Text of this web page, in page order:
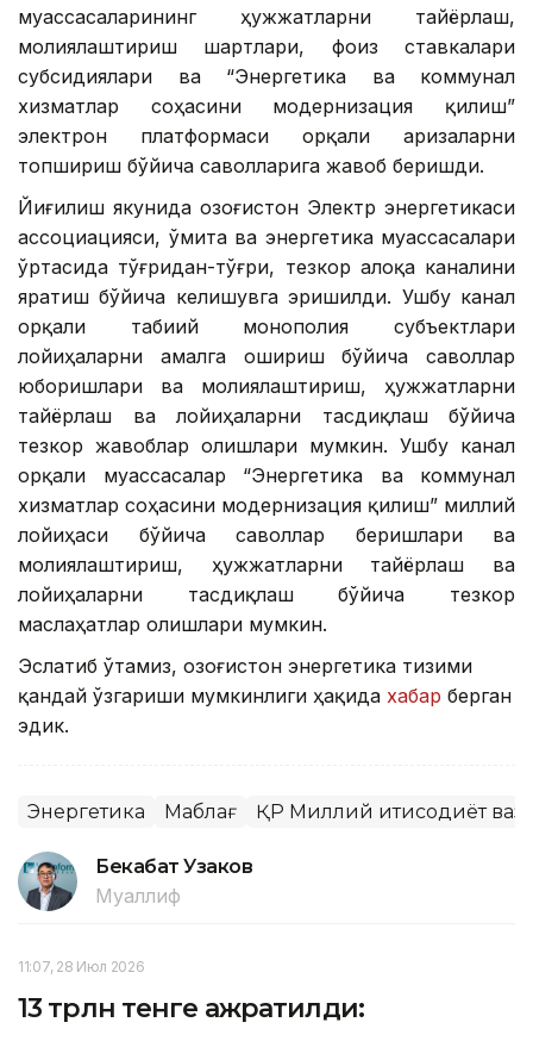
муассасаларининг ҳужжатларни тайёрлаш,
молиялаштириш шартлари, фоиз ставкалари
субсидиялари ва “Энергетика ва коммунал
хизматлар соҳасини модернизация қилиш”
электрон платформаси орқали аризаларни
топшириш бўйича саволларига жавоб беришди.
Йиғилиш якунида Қозоғистон Электр энергетикаси
ассоциацияси, Қўмита ва энергетика муассасалари
ўртасида тўғридан-тўғри, тезкор алоқа каналини
яратиш бўйича келишувга эришилди. Ушбу канал
орқали табиий монополия субъектлари
лойиҳаларни амалга ошириш бўйича саволлар
юборишлари ва молиялаштириш, ҳужжатларни
тайёрлаш ва лойиҳаларни тасдиқлаш бўйича
тезкор жавоблар олишлари мумкин. Ушбу канал
орқали муассасалар “Энергетика ва коммунал
хизматлар соҳасини модернизация қилиш” миллий
лойиҳаси бўйича саволлар беришлари ва
молиялаштириш, ҳужжатларни тайёрлаш ва
лойиҳаларни тасдиқлаш бўйича тезкор
маслаҳатлар олишлари мумкин.
Эслатиб ўтамиз, Қозоғистон энергетика тизими
қандай ўзгариши мумкинлиги ҳақида хабар берган
эдик.
Энергетика Маблағ ҚР Миллий иқтисодиёт
Бекабат Узаков
Муаллиф
11:07, 28 Июл 2026
13 трлн тенге ажратилди: